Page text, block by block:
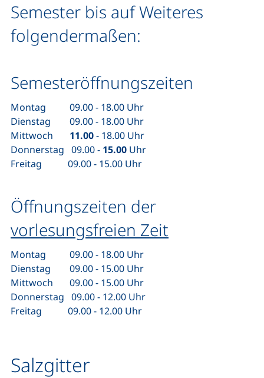
Semester bis auf Weiteres
folgendermaßen:
Semesteröffnungszeiten
Montag 09.00 - 18.00 Uhr
Dienstag 09.00 - 18.00 Uhr
Mittwoch 11.00- 18.00 Uhr
Donnerstag 09.00 - 15.00 Uhr
Freitag 09.00 - 15.00 Uhr
Öffnungszeiten der
vorlesungsfreien Zeit
Montag 09.00 - 18.00 Uhr
Dienstag 09.00 - 15.00 Uhr
Mittwoch 09.00 - 15.00 Uhr
Donnerstag 09.00 - 12.00 Uhr
Freitag 09.00 - 12.00 Uhr
Salzgitter